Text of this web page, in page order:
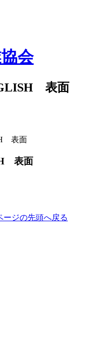
会
表面
表面
表面
ージの先頭へ戻る